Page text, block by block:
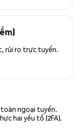
rủi ro trực tuyến.
toàn ngoại tuyến.
hai yếu tố (2FA).